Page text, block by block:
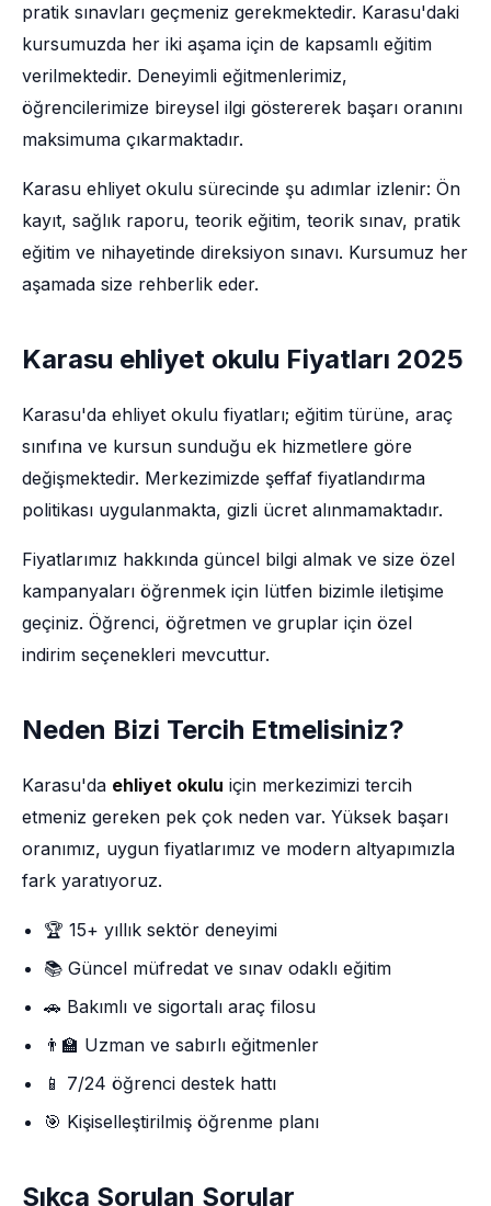
pratik sınavları geçmeniz gerekmektedir. Karasu'daki
kursumuzda her iki aşama için de kapsamlı eğitim
verilmektedir. Deneyimli eğitmenlerimiz,
öğrencilerimize bireysel ilgi göstererek başarı oranını
maksimuma çıkarmaktadır.
Karasu ehliyet okulu sürecinde şu adımlar izlenir: Ön
kayıt, sağlık raporu, teorik eğitim, teorik sınav, pratik
eğitim ve nihayetinde direksiyon sınavı. Kursumuz her
aşamada size rehberlik eder.
Karasu ehliyet okulu Fiyatları 2025
Karasu'da ehliyet okulu fiyatları; eğitim türüne, araç
sınıfına ve kursun sunduğu ek hizmetlere göre
değişmektedir. Merkezimizde şeffaf fiyatlandırma
politikası uygulanmakta, gizli ücret alınmamaktadır.
Fiyatlarımız hakkında güncel bilgi almak ve size özel
kampanyaları öğrenmek için lütfen bizimle iletişime
geçiniz. Öğrenci, öğretmen ve gruplar için özel
indirim seçenekleri mevcuttur.
Neden Bizi Tercih Etmelisiniz?
Karasu'da ehliyet okulu için merkezimizi tercih
etmeniz gereken pek çok neden var. Yüksek başarı
oranımız, uygun fiyatlarımız ve modern altyapımızla
fark yaratıyoruz.
🏆 15+ yıllık sektör deneyimi
📚 Güncel müfredat ve sınav odaklı eğitim
🚗 Bakımlı ve sigortalı araç filosu
👨‍🏫 Uzman ve sabırlı eğitmenler
📱 7/24 öğrenci destek hattı
🎯 Kişiselleştirilmiş öğrenme planı
Sıkça Sorulan Sorular